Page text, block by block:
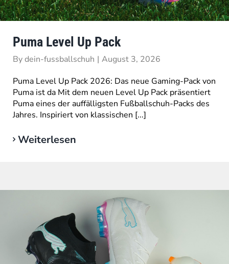
Puma Level Up Pack
Bydein-fussballschuh | August 3, 2026
Puma Level Up Pack 2026: Das neue Gaming-Pack von
Puma ist da Mit dem neuen Level Up Pack präsentiert
Puma eines der auffälligsten Fußballschuh-Packs des
Jahres. Inspiriert von klassischen [...]
Weiterlesen